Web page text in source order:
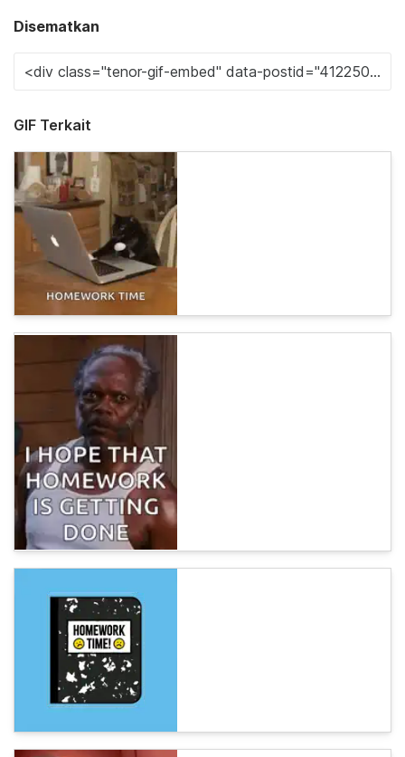
Disematkan
GIF Terkait